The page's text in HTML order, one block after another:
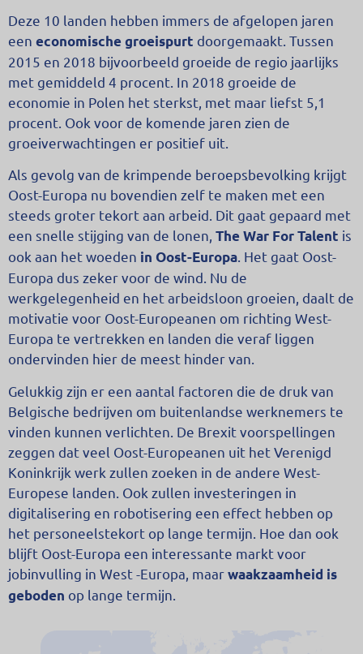
Deze 10 landen hebben immers de afgelopen jaren
een economische groeispurt doorgemaakt. Tussen
2015 en 2018 bijvoorbeeld groeide de regio jaarlijks
met gemiddeld 4 procent. In 2018 groeide de
economie in Polen het sterkst, met maar liefst 5,1
procent. Ook voor de komende jaren zien de
groeiverwachtingen er positief uit.
Als gevolg van de krimpende beroepsbevolking krijgt
Oost-Europa nu bovendien zelf te maken met een
steeds groter tekort aan arbeid. Dit gaat gepaard met
een snelle stijging van de lonen, The War For Talent is
ook aan het woeden in Oost-Europa. Het gaat Oost-
Europa dus zeker voor de wind. Nu de
werkgelegenheid en het arbeidsloon groeien, daalt de
motivatie voor Oost-Europeanen om richting West-
Europa te vertrekken en landen die veraf liggen
ondervinden hier de meest hinder van.
Gelukkig zijn er een aantal factoren die de druk van
Belgische bedrijven om buitenlandse werknemers te
vinden kunnen verlichten. De Brexit voorspellingen
zeggen dat veel Oost-Europeanen uit het Verenigd
Koninkrijk werk zullen zoeken in de andere West-
Europese landen. Ook zullen investeringen in
digitalisering en robotisering een effect hebben op
het personeelstekort op lange termijn. Hoe dan ook
blijft Oost-Europa een interessante markt voor
jobinvulling in West -Europa, maarwaakzaamheid is
geboden op lange termijn.